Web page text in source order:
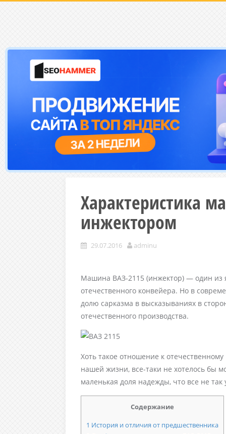
Характеристика
инжектором
29.07.2016 adminu
Машина ВАЗ-2115 (инжектор) — один из
отечественного конвейера. Но в
долю сарказма в высказываниях в
отечественного производства.
Хоть такое отношение к
нашей жизни, все-таки не хотелось бы
маленькая доля надежды, что все не
Содержание
1 История и отличия от предшественника